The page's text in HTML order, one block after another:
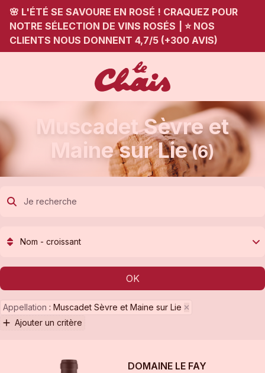
🌸 L'ÉTÉ SE SAVOURE EN ROSÉ ! CRAQUEZ POUR
NOTRE SÉLECTION DE VINS ROSÉS
⭐ NOS
CLIENTS NOUS DONNENT 4,7/5 (+300 AVIS)
Muscadet Sèvre et
Maine sur Lie(6)
Nom - croissant
OK
Appellation : Muscadet Sèvre et Maine sur Lie
Ajouter un critère
DOMAINE LE FAY